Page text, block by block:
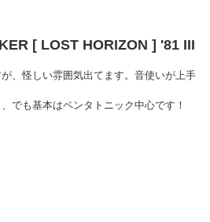
[ LOST HORIZON ] '81 III
、怪しい雰囲気出てます。音使いが上手
でも基本はペンタトニック中心です！